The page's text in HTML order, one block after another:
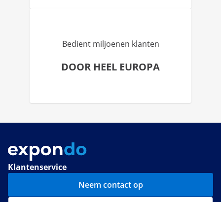
Bedient miljoenen klanten
DOOR HEEL EUROPA
Klantenservice
Neem contact op